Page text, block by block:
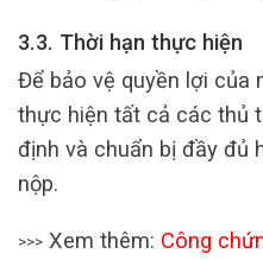
3.3. Thời hạn thực hiện
Để bảo vệ quyền lợi của
thực hiện tất cả các thủ
định và chuẩn bị đầy đủ
nộp.
>>> Xem thêm: Công